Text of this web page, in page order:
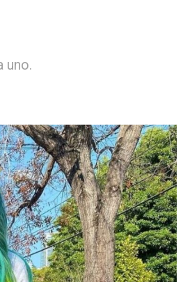
uno.